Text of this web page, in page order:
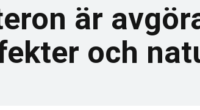
är
och